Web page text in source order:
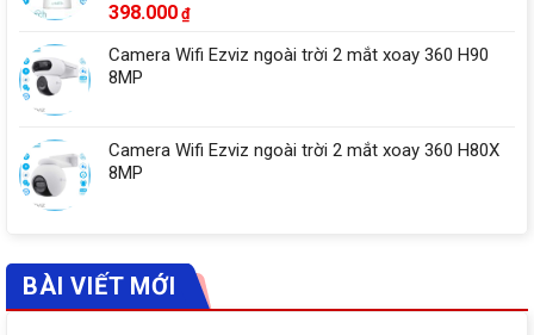
398.000 ₫
Camera Wifi Ezviz ngoài trời 2 mắt xoay 360 H90
8MP
Camera Wifi Ezviz ngoài trời 2 mắt xoay 360 H80X
8MP
BÀI VIẾT MỚI